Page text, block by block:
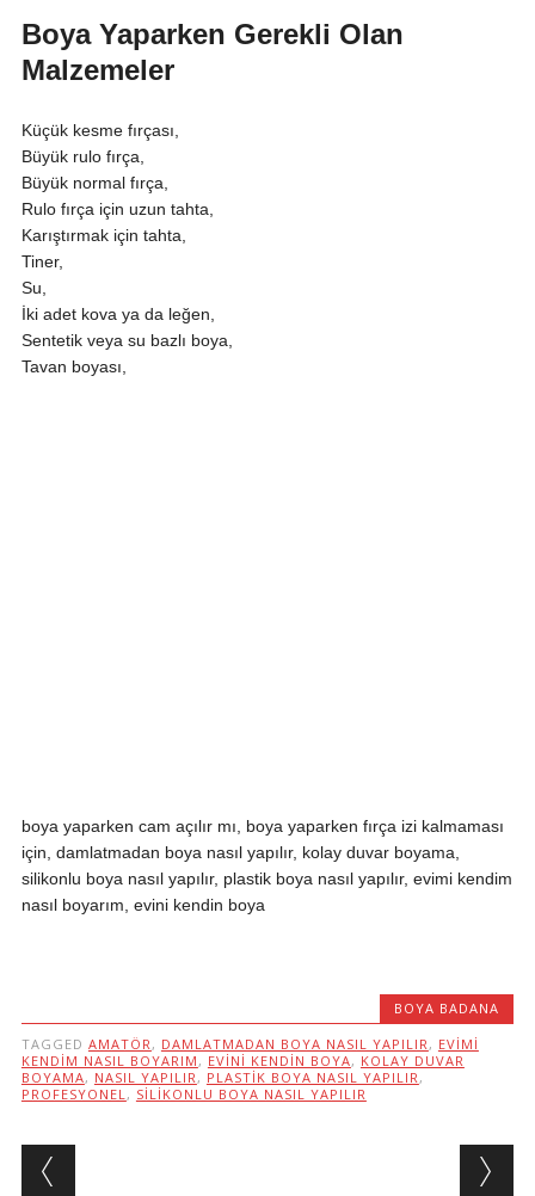
Boya Yaparken Gerekli Olan
Malzemeler
Küçük kesme fırçası,
Büyük rulo fırça,
Büyük normal fırça,
Rulo fırça için uzun tahta,
Karıştırmak için tahta,
Tiner,
Su,
İki adet kova ya da leğen,
Sentetik veya su bazlı boya,
Tavan boyası,
boya yaparken cam açılır mı, boya yaparken fırça izi kalmaması
için, damlatmadan boya nasıl yapılır, kolay duvar boyama,
silikonlu boya nasıl yapılır, plastik boya nasıl yapılır, evimi kendim
nasıl boyarım, evini kendin boya
BOYA BADANA
TAGGED AMATÖR, DAMLATMADAN BOYA NASIL YAPILIR, EVIMI
KENDIM NASIL BOYARIM , EVINI KENDIN BOYA, KOLAY DUVAR
BOYAMA, NASIL YAPILIR, PLASTIK BOYA NASIL YAPILIR,
PROFESYONEL, SILIKONLU BOYA NASIL YAPILIR
Post navigation